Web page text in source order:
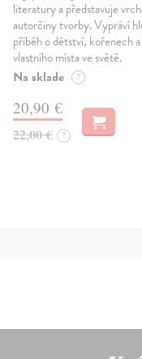
literatury a představuje
autorčiny tvorby. Vypráví
příběh o dětství, kořenech
vlastního místa ve světě.
Na sklade ?
20,90 €
22,00 € ?